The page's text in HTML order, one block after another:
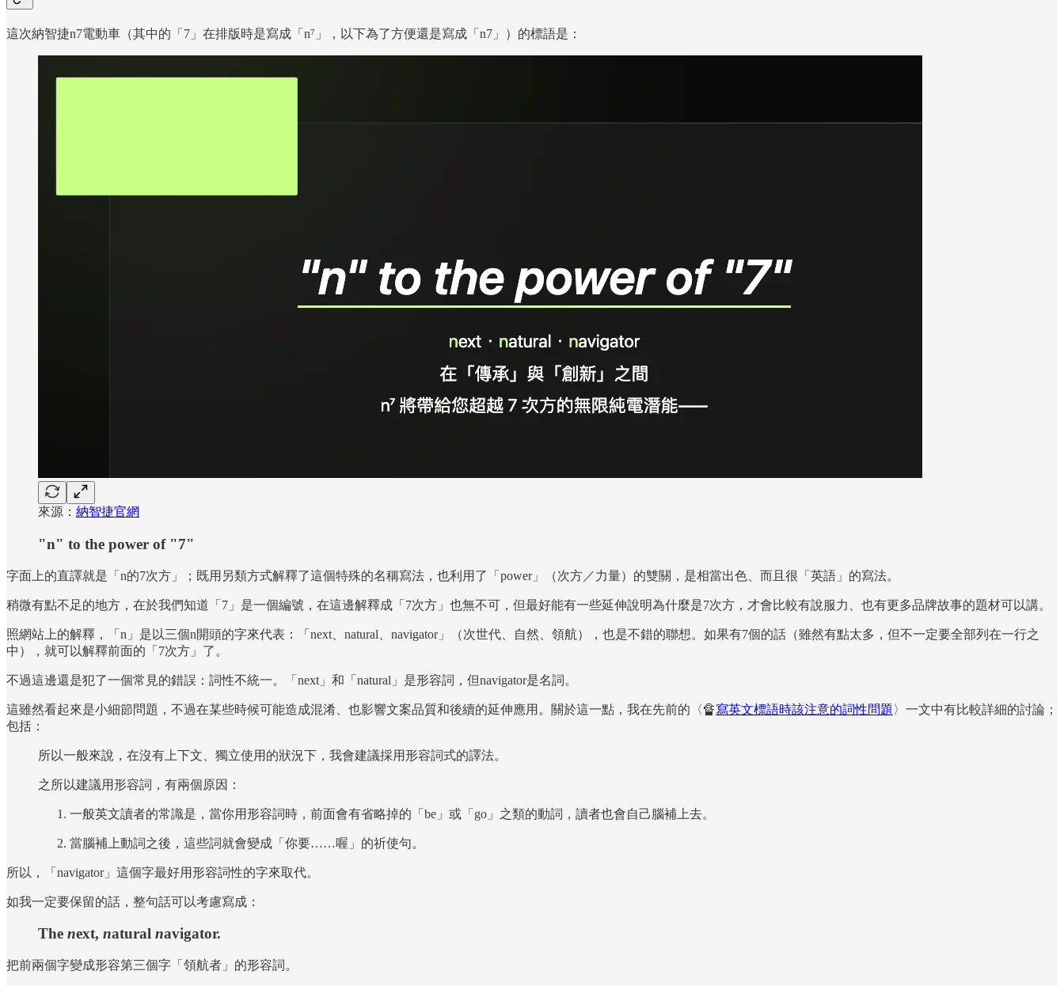
這次納智捷n7電動車（其中的「7」在排版時是寫成「n⁷」，以下為了方便還是寫成「n7」）的標語是：
來源： 納智捷官網
"n" to the power of "7"
字面上的直譯就是「n的7次方」；既用另類方式解釋了這個特殊的名稱寫法，也利用了「power」（次方／力量）的雙關，是相當出色、而且很「英語」的寫法。
稍微有點不足的地方，在於我們知道「7」是一個編號，在這邊解釋成「7次方」也無不可，但最好能有一些延伸說明為什麼是7次方，才會比較有說服力、也有更多品牌故事的題材可以講。
照網站上的解釋，「n」是以三個n開頭的字來代表：「next、natural、navigator」（次世代、自然、領航），也是不錯的聯想。如果有7個的話（雖然有點太多，但不一定要全部列在一行之
中），就可以解釋前面的「7次方」了。
不過這邊還是犯了一個常見的錯誤：詞性不統一。「next」和「natural」是形容詞，但navigator是名詞。
這雖然看起來是小細節問題，不過在某些時候可能造成混淆、也影響文案品質和後續的延伸應用。關於這一點，我在先前的〈🔏寫英文標語時該注意的詞性問題 〉一文中有比較詳細的討論；
包括：
所以一般來說，在沒有上下文、獨立使用的狀況下，我會建議採用形容詞式的譯法。
之所以建議用形容詞，有兩個原因：
一般英文讀者的常識是，當你用形容詞時，前面會有省略掉的「be」或「go」之類的動詞，讀者也會自己腦補上去。
當腦補上動詞之後，這些詞就會變成「你要……喔」的祈使句。
所以，「navigator」這個字最好用形容詞性的字來取代。
如我一定要保留的話，整句話可以考慮寫成：
The next, natural navigator.
把前兩個字變成形容第三個字「領航者」的形容詞。